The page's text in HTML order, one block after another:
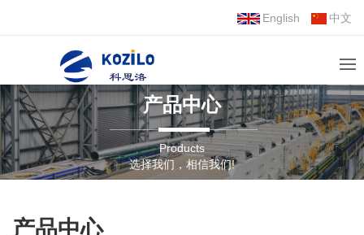
English 中文
产品中心
Products
选择我们，相信我们!
产品中心